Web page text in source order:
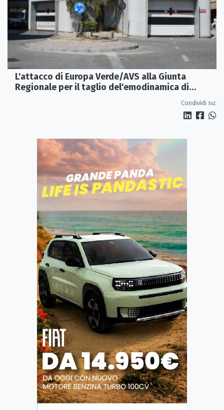
L'attacco di Europa Verde/AVS alla Giunta
Regionale per il taglio del'emodinamica di
Condividi su: